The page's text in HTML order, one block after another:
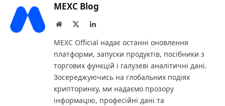
MEXC Blog
Website LinkedIn
MEXC Official надає останні оновлення
платформи, запуски продуктів, посібники з
торгових функцій і галузеві аналітичні дані.
Зосереджуючись на глобальних подіях
крипторинку, ми надаємо прозору
інформацію, професійні дані та